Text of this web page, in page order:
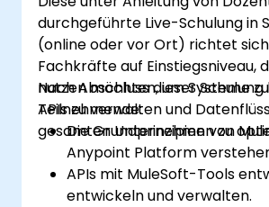
durchgeführte Live-Schulung in
(online oder vor Ort) richtet
Fachkräfte auf Einstiegsniveau,
nutzen möchten, um Systeme
APIs zu verwalten und
gesamten Unternehmen zu
Nach Abschluss dieser
Teilnehmende:
Die Grundprinzipien von
Anypoint Platform
APIs mit MuleSoft-Tools
entwickeln und verwalten.